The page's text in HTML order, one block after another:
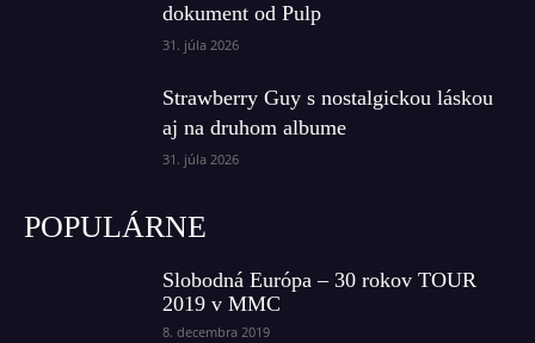
dokument od Pulp
31. júla 2026
Strawberry Guy s nostalgickou láskou
aj na druhom albume
31. júla 2026
POPULÁRNE
Slobodná Európa – 30 rokov TOUR
2019 v MMC
8. decembra 2019